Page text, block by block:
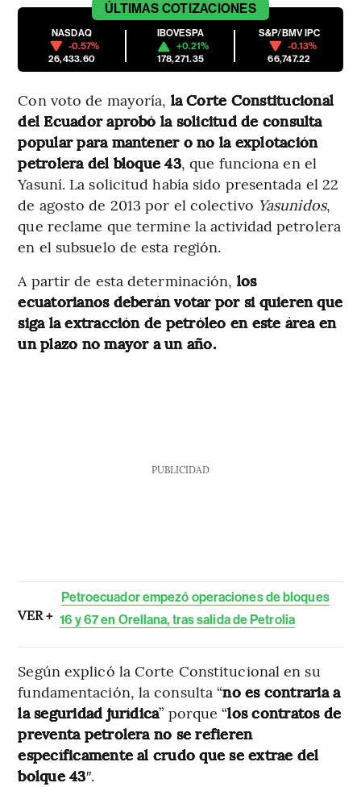
ÚLTIMAS COTIZACIONES
NASDAQ
-0.57%
26,433.60
IBOVESPA
+0.21%
178,271.35
S&P/BMV IPC
-0.13%
66,747.22
Con voto de mayoría, la Corte Constitucional
del Ecuador aprobó la solicitud de consulta
popular para mantener o no la explotación
petrolera del bloque 43, que funciona en el
Yasuní. La solicitud había sido presentada el 22
de agosto de 2013 por el colectivo Yasunidos,
que reclame que termine la actividad petrolera
en el subsuelo de esta región.
A partir de esta determinación, los
ecuatorianos deberán votar por si quieren que
siga la extracción de petróleo en este área en
un plazo no mayor a un año.
PUBLICIDAD
VER +
Petroecuador empezó operaciones de bloques
16 y 67 en Orellana, tras salida de Petrolia
Según explicó la Corte Constitucional en su
fundamentación, la consulta “no es contraria a
la seguridad jurídica” porque “los contratos de
preventa petrolera no se refieren
específicamente al crudo que se extrae del
bolque 43″.